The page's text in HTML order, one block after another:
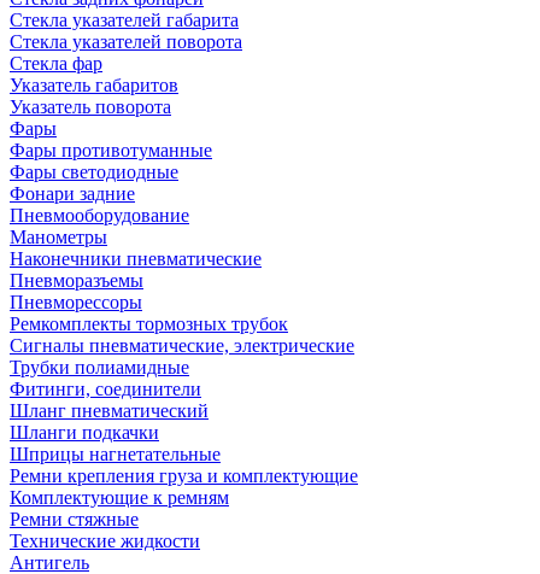
Стекла указателей габарита
Стекла указателей поворота
Стекла фар
Указатель габаритов
Указатель поворота
Фары
Фары противотуманные
Фары светодиодные
Фонари задние
Пневмооборудование
Манометры
Наконечники пневматические
Пневморазъемы
Пневморессоры
Ремкомплекты тормозных трубок
Сигналы пневматические, электрические
Трубки полиамидные
Фитинги, соединители
Шланг пневматический
Шланги подкачки
Шприцы нагнетательные
Ремни крепления груза и комплектующие
Комплектующие к ремням
Ремни стяжные
Технические жидкости
Антигель